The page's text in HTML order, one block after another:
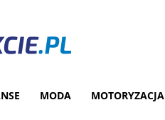
MODA MOTORYZACJA